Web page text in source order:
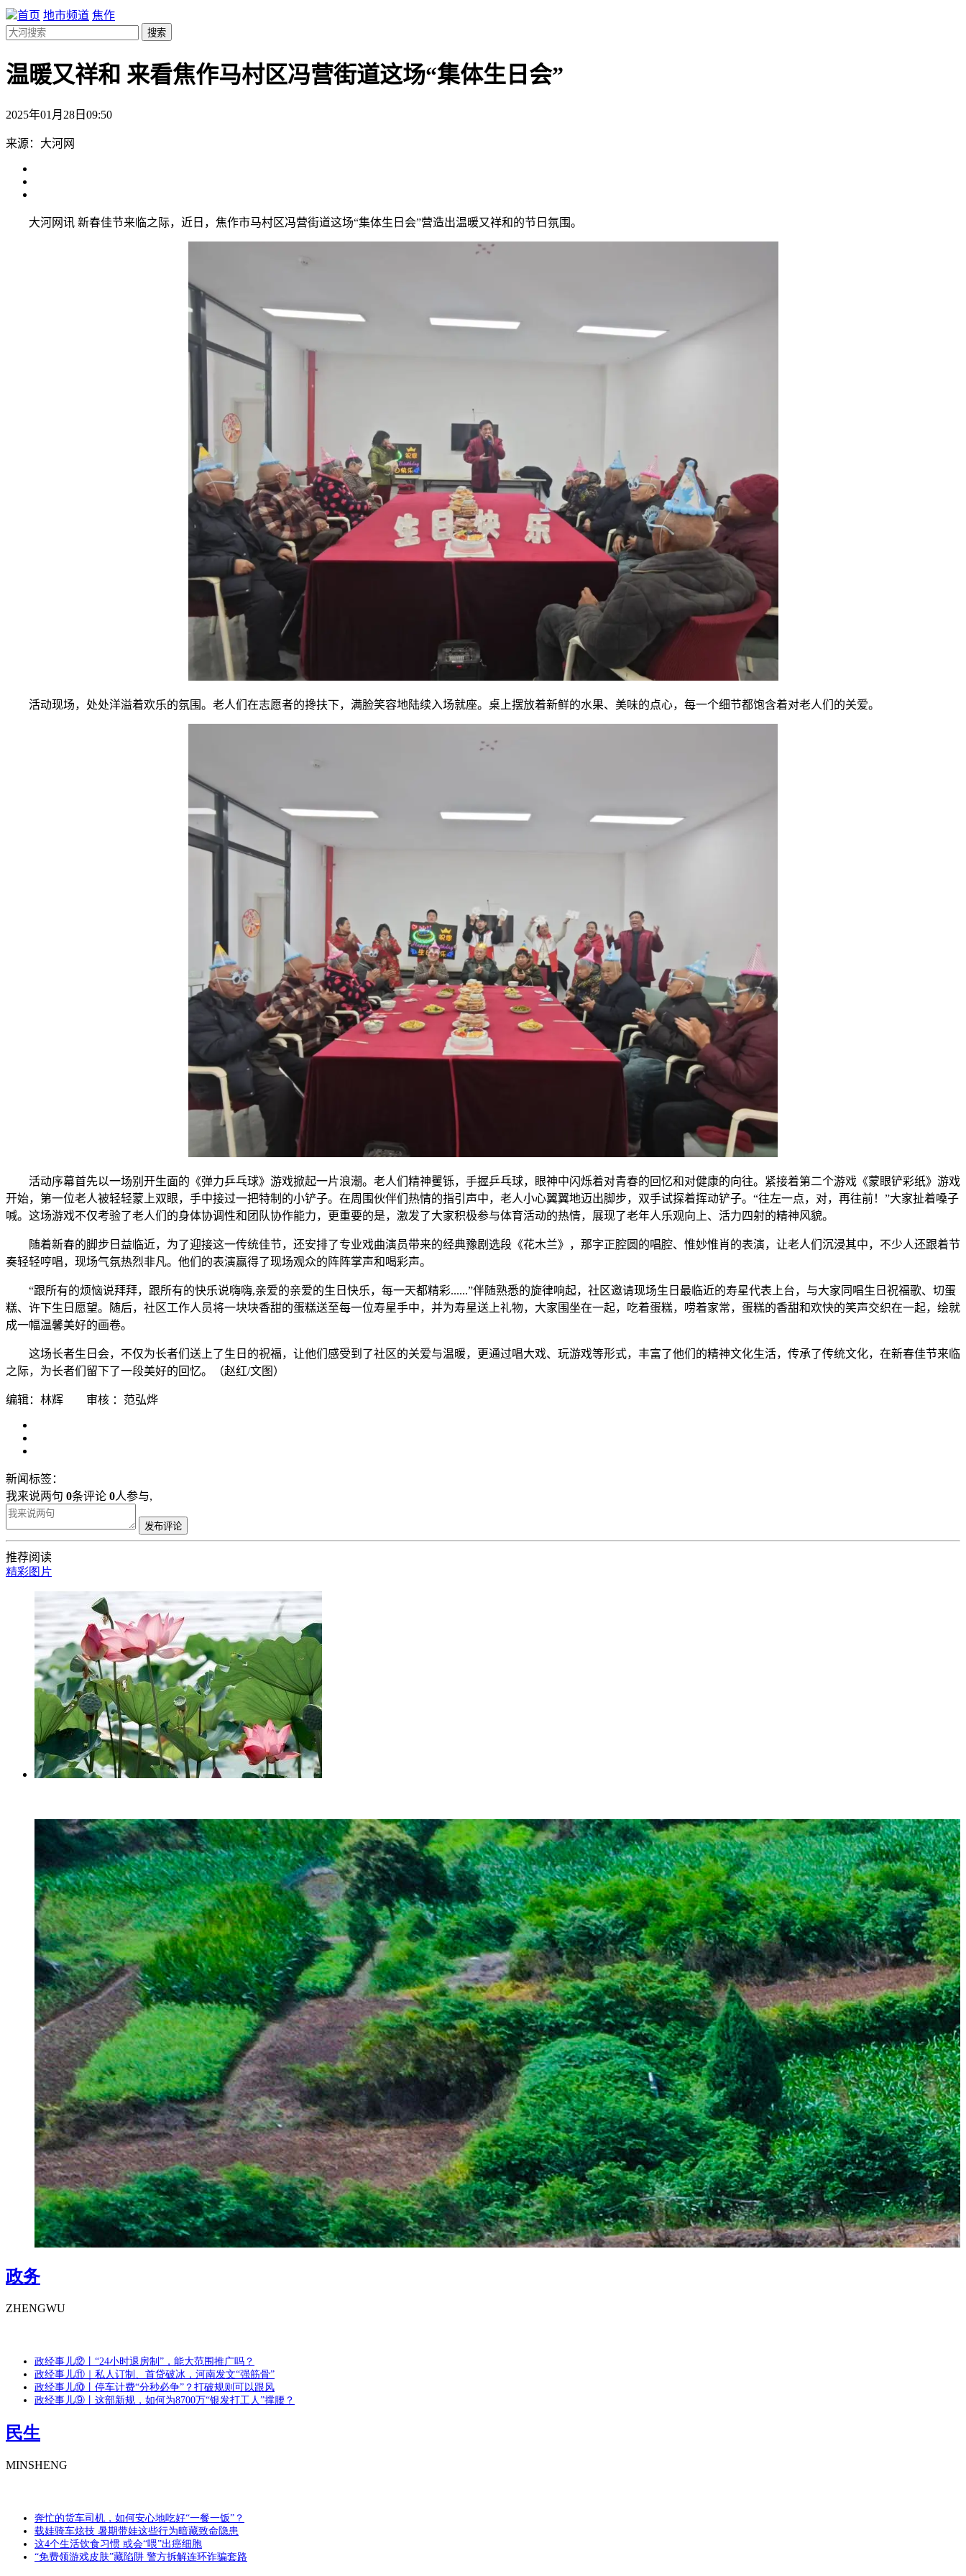
首页 地市频道 焦作
搜索
温暖又祥和 来看焦作马村区冯营街道这场“集体生日会”
2025年01月28日09:50
来源：大河网
大河网讯 新春佳节来临之际，近日，焦作市马村区冯营街道这场“集体生日会”营造出温暖又祥和的节日氛围。
活动现场，处处洋溢着欢乐的氛围。老人们在志愿者的搀扶下，满脸笑容地陆续入场就座。桌上摆放着新鲜的水果、美味的点心，每一个细节都饱含着对老人们的关爱。
活动序幕首先以一场别开生面的《弹力乒乓球》游戏掀起一片浪潮。老人们精神矍铄，手握乒乓球，眼神中闪烁着对青春的回忆和对健康的向往。紧接着第二个游戏《蒙眼铲彩纸》游戏
开始，第一位老人被轻轻蒙上双眼，手中接过一把特制的小铲子。在周围伙伴们热情的指引声中，老人小心翼翼地迈出脚步，双手试探着挥动铲子。“往左一点，对，再往前！”大家扯着嗓子
喊。这场游戏不仅考验了老人们的身体协调性和团队协作能力，更重要的是，激发了大家积极参与体育活动的热情，展现了老年人乐观向上、活力四射的精神风貌。
随着新春的脚步日益临近，为了迎接这一传统佳节，还安排了专业戏曲演员带来的经典豫剧选段《花木兰》，那字正腔圆的唱腔、惟妙惟肖的表演，让老人们沉浸其中，不少人还跟着节
奏轻轻哼唱，现场气氛热烈非凡。他们的表演赢得了现场观众的阵阵掌声和喝彩声。
“跟所有的烦恼说拜拜，跟所有的快乐说嗨嗨,亲爱的亲爱的生日快乐，每一天都精彩......”伴随熟悉的旋律响起，社区邀请现场生日最临近的寿星代表上台，与大家同唱生日祝福歌、切蛋
糕、许下生日愿望。随后，社区工作人员将一块块香甜的蛋糕送至每一位寿星手中，并为寿星送上礼物，大家围坐在一起，吃着蛋糕，唠着家常，蛋糕的香甜和欢快的笑声交织在一起，绘就
成一幅温馨美好的画卷。
这场长者生日会，不仅为长者们送上了生日的祝福，让他们感受到了社区的关爱与温暖，更通过唱大戏、玩游戏等形式，丰富了他们的精神文化生活，传承了传统文化，在新春佳节来临
之际，为长者们留下了一段美好的回忆。（赵红/文图）
编辑：林辉 审核 ：范弘烨
新闻标签：
我来说两句 0条评论 0人参与,
发布评论
推荐阅读